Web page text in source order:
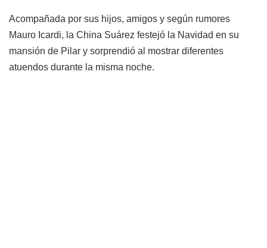
Acompañada por sus hijos, amigos y según rumores
Mauro Icardi, la China Suárez festejó la Navidad en su
mansión de Pilar y sorprendió al mostrar diferentes
atuendos durante la misma noche.